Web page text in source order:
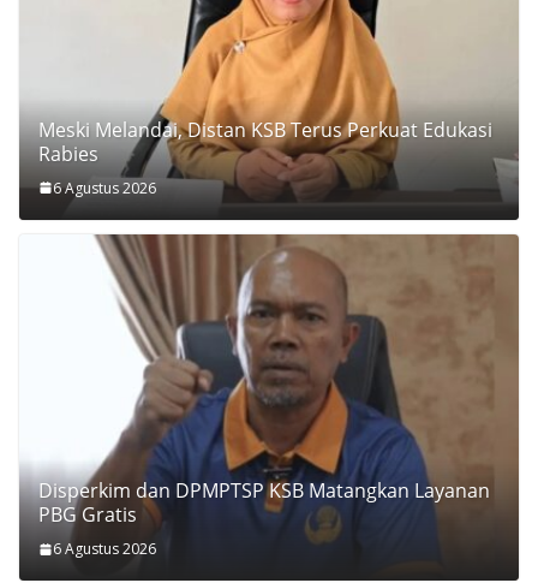
Meski Melandai, Distan KSB Terus Perkuat Edukasi
Rabies
6 Agustus 2026
Disperkim dan DPMPTSP KSB Matangkan Layanan
PBG Gratis
6 Agustus 2026